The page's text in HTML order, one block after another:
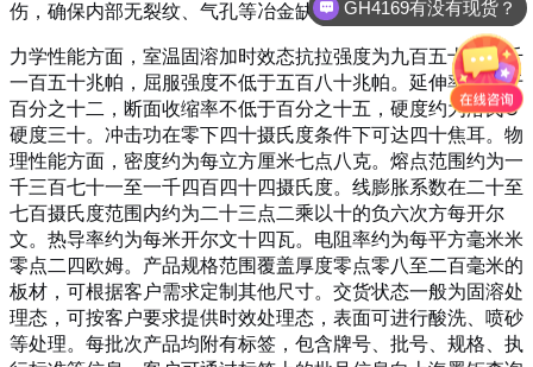
伤，确保内部无裂纹、气孔等冶金缺陷。
力学性能方面，室温固溶加时效态抗拉强度为九百五十至一千
一百五十兆帕，屈服强度不低于五百八十兆帕。延伸率不低于
百分之十二，断面收缩率不低于百分之十五，硬度约为洛氏C
硬度三十。冲击功在零下四十摄氏度条件下可达四十焦耳。物
理性能方面，密度约为每立方厘米七点八克。熔点范围约为一
千三百七十一至一千四百四十四摄氏度。线膨胀系数在二十至
七百摄氏度范围内约为二十三点二乘以十的负六次方每开尔
文。热导率约为每米开尔文十四瓦。电阻率约为每平方毫米米
零点二四欧姆。产品规格范围覆盖厚度零点零八至二百毫米的
板材 ，可根据客户需求定制其他尺寸。交货状态一般为固溶处
理态，可按客户要求提供时效处理态，表面可进行酸洗、喷砂
等处理。每批次产品均附有标签，包含牌号、批号、规格、执
GH4169有没有现货？